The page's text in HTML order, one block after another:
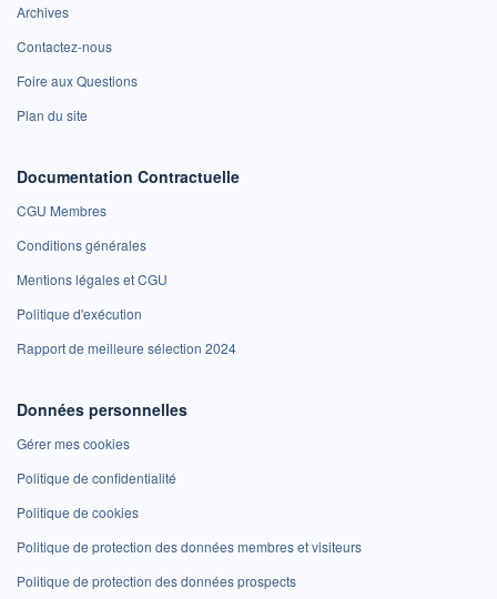
Archives
Contactez-nous
Foire aux Questions
Plan du site
Documentation Contractuelle
CGU Membres
Conditions générales
Mentions légales et CGU
Politique d'exécution
Rapport de meilleure sélection 2024
Données personnelles
Gérer mes cookies
Politique de confidentialité
Politique de cookies
Politique de protection des données membres et visiteurs
Politique de protection des données prospects